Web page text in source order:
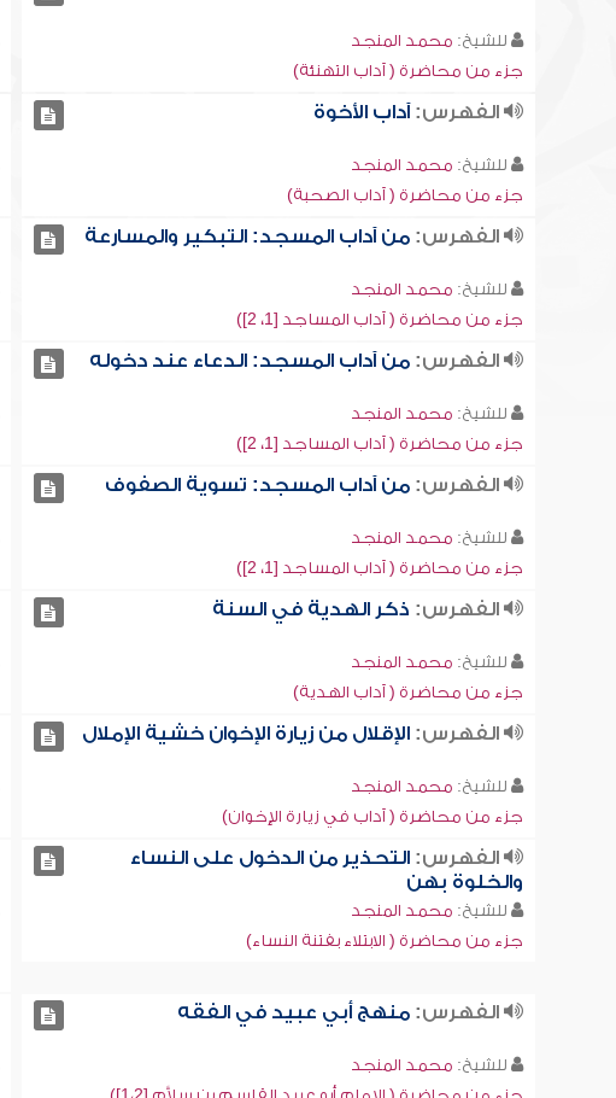
للشيخ: محمد المنجد
جزء من محاضرة ( آداب التهنئة)
الفهرس:آداب الأخوة
للشيخ: محمد المنجد
جزء من محاضرة ( آداب الصحبة)
الفهرس:من آداب المسجد: التبكير والمسارعة
للشيخ: محمد المنجد
جزء من محاضرة ( آداب المساجد [1، 2])
الفهرس:من آداب المسجد: الدعاء عند دخوله
للشيخ: محمد المنجد
جزء من محاضرة ( آداب المساجد [1، 2])
الفهرس:من آداب المسجد: تسوية الصفوف
للشيخ: محمد المنجد
جزء من محاضرة ( آداب المساجد [1، 2])
الفهرس: ذكر الهدية في السنة
للشيخ: محمد المنجد
جزء من محاضرة ( آداب الهدية)
الفهرس:الإقلال من زيارة الإخوان خشية الإملال
للشيخ: محمد المنجد
جزء من محاضرة ( آداب في زيارة الإخوان)
الفهرس:التحذير من الدخول على النساء
والخلوة بهن
للشيخ: محمد المنجد
جزء من محاضرة ( الابتلاء بفتنة النساء)
الفهرس:منهج أبي عبيد في الفقه
للشيخ: محمد المنجد